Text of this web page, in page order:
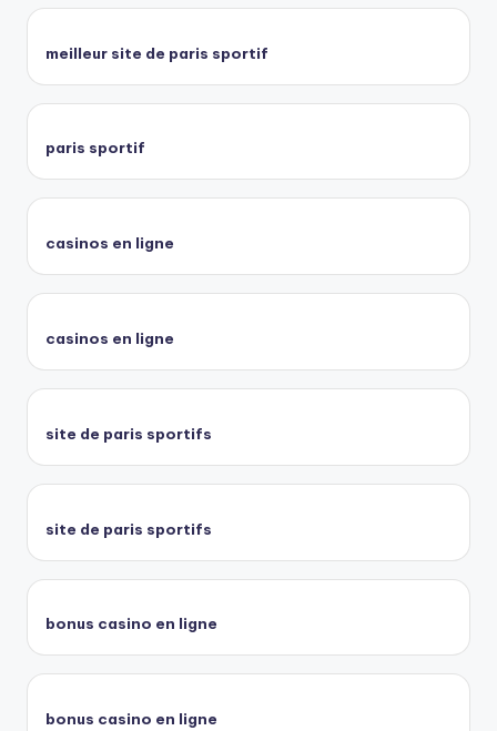
meilleur site de paris sportif
paris sportif
casinos en ligne
casinos en ligne
site de paris sportifs
site de paris sportifs
bonus casino en ligne
bonus casino en ligne